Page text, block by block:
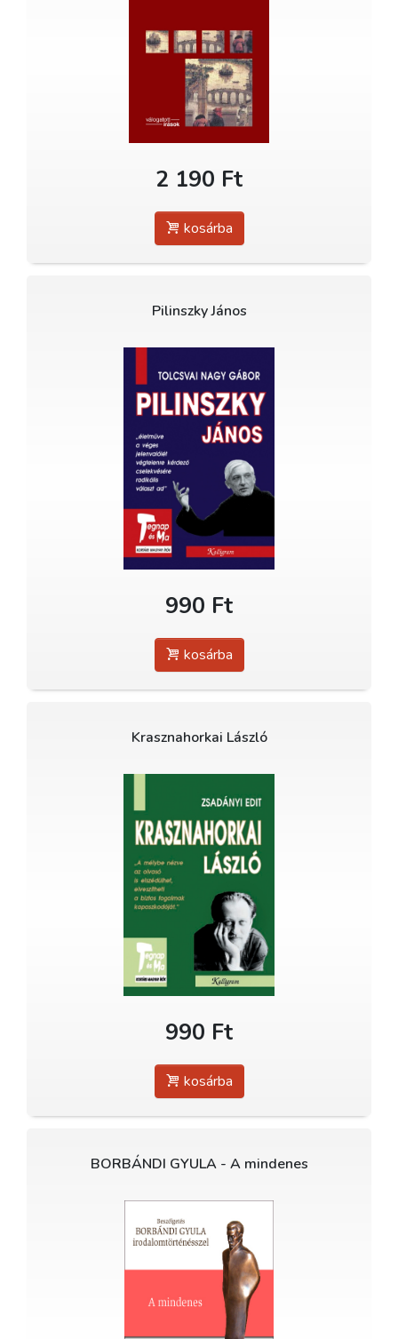
2 190 Ft
kosárba
Pilinszky János
990 Ft
kosárba
Krasznahorkai László
990 Ft
kosárba
BORBÁNDI GYULA - A mindenes